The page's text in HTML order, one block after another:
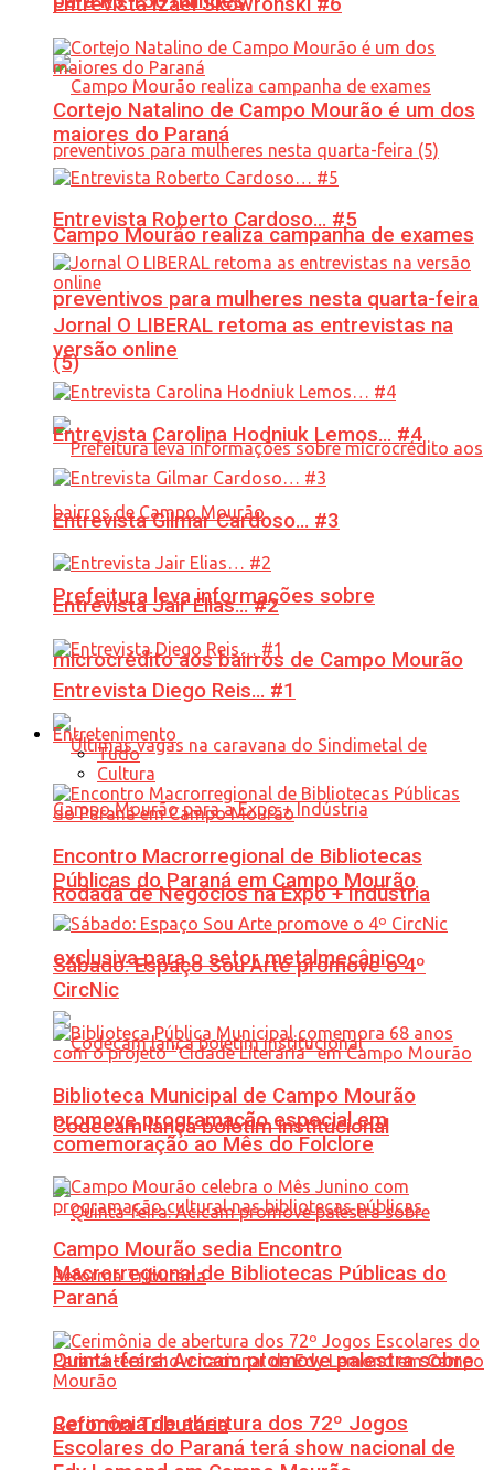
Campo Mourão realiza campanha de exames
preventivos para mulheres nesta quarta-feira
(5)
Prefeitura leva informações sobre
microcrédito aos bairros de Campo Mourão
Rodada de Negócios na Expo + Indústria
exclusiva para o setor metalmecânico
Codecam lança boletim institucional
Quinta-feira: Acicam promove palestra sobre
Reforma Tributária
Cortejo Natalino de Campo Mourão é um dos
maiores do Paraná
Entrevista Roberto Cardoso… #5
Jornal O LIBERAL retoma as entrevistas na
versão online
Entrevista Carolina Hodniuk Lemos… #4
Entrevista Gilmar Cardoso… #3
Entrevista Jair Elias… #2
Entrevista Diego Reis… #1
Entretenimento
Tudo
Cultura
Encontro Macrorregional de Bibliotecas
Públicas do Paraná em Campo Mourão
Sábado: Espaço Sou Arte promove o 4º
CircNic
Biblioteca Municipal de Campo Mourão
promove programação especial em
comemoração ao Mês do Folclore
Campo Mourão sedia Encontro
Macrorregional de Bibliotecas Públicas do
Paraná
Cerimônia de abertura dos 72º Jogos
Escolares do Paraná terá show nacional de